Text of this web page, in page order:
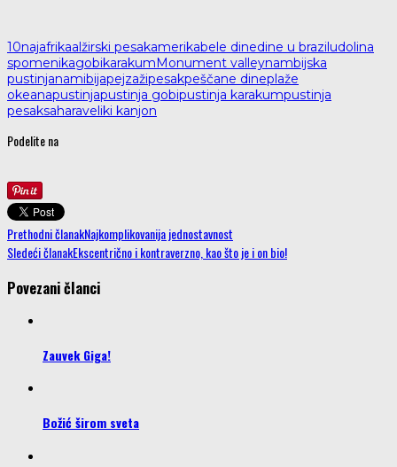
10najafrikaalžirski pesakamerikabele dinedine u braziludolina
spomenikagobikarakum Monument valleynambijska
pustinjanamibijapejzažipesakpeščane dineplaže
okeanapustinjapustinja gobipustinja karakumpustinja
pesaksaharaveliki kanjon
Podelite na
Prethodni članakNajkomplikovanija jednostavnost
Sledeći članakEkscentrično i kontraverzno, kao što je i on bio!
Povezani članci
Zauvek Giga!
Božić širom sveta